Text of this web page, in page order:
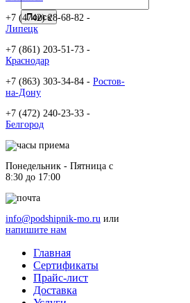
+7 (4742) 28-68-82 -
Липецк
+7 (861) 203-51-73 -
Краснодар
+7 (863) 303-34-84 - Ростов-
на-Дону
+7 (472) 240-23-33 -
Белгород
Понедельник - Пятница c
8:30 до 17:00
info@podshipnik-mo.ru или
напишите нам
Главная
Сертификаты
Прайс-лист
Доставка